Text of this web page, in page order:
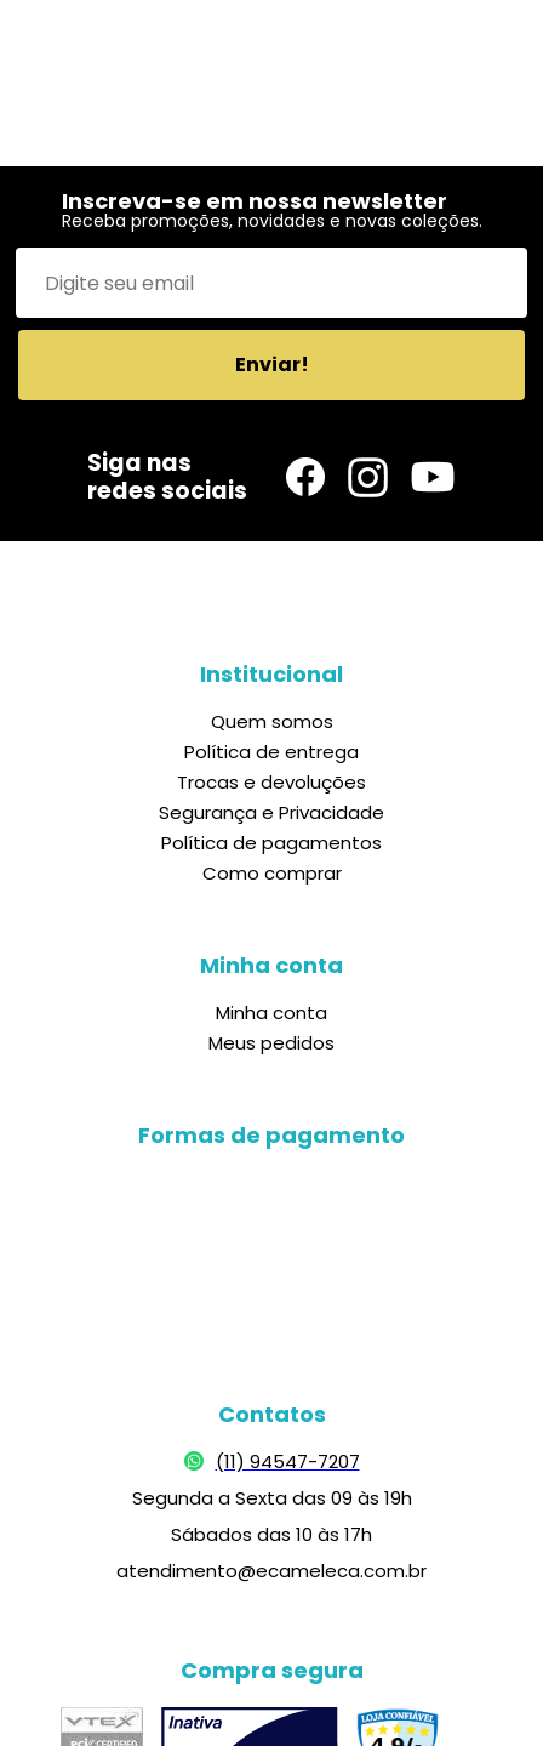
Inscreva-se em nossa newsletter
Receba promoções, novidades e novas coleções.
Enviar!
Siga nas
redes sociais
Institucional
Quem somos
Política de entrega
Trocas e devoluções
Segurança e Privacidade
Política de pagamentos
Como comprar
Minha conta
Minha conta
Meus pedidos
Formas de pagamento
Contatos
(11) 94547-7207
Segunda a Sexta das 09 às 19h
Sábados das 10 às 17h
atendimento@ecameleca.com.br
Compra segura